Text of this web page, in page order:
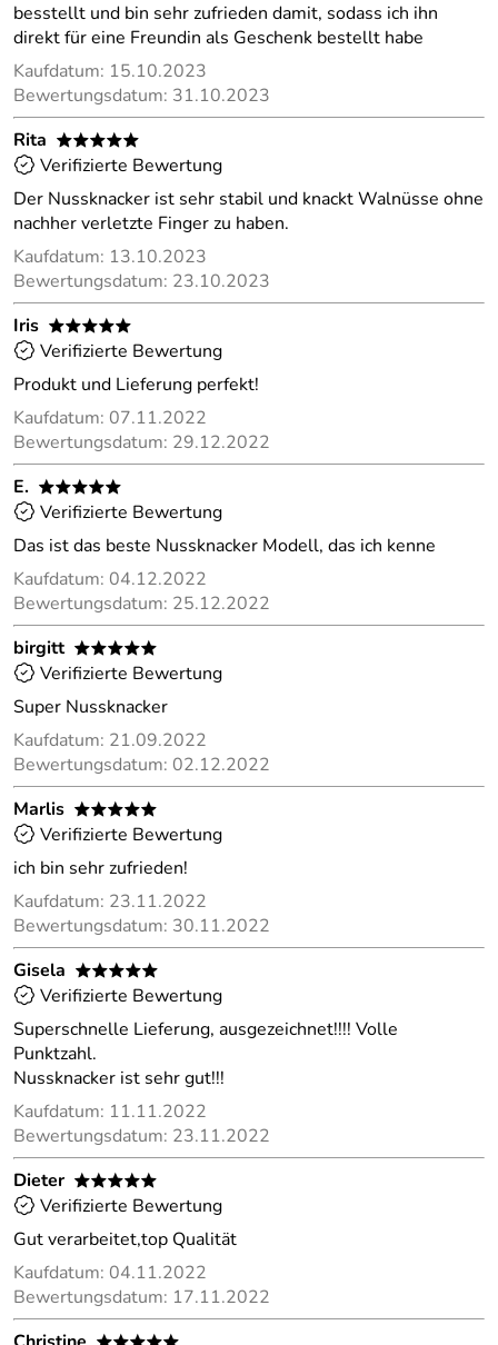
besstellt und bin sehr zufrieden damit, sodass ich ihn
direkt für eine Freundin als Geschenk bestellt habe
Kaufdatum: 15.10.2023
Bewertungsdatum: 31.10.2023
Rita
*****
Verifizierte Bewertung
Der Nussknacker ist sehr stabil und knackt Walnüsse ohne
nachher verletzte Finger zu haben.
Kaufdatum: 13.10.2023
Bewertungsdatum: 23.10.2023
Iris
*****
Verifizierte Bewertung
Produkt und Lieferung perfekt!
Kaufdatum: 07.11.2022
Bewertungsdatum: 29.12.2022
E.
*****
Verifizierte Bewertung
Das ist das beste Nussknacker Modell, das ich kenne
Kaufdatum: 04.12.2022
Bewertungsdatum: 25.12.2022
birgitt
*****
Verifizierte Bewertung
Super Nussknacker
Kaufdatum: 21.09.2022
Bewertungsdatum: 02.12.2022
Marlis
*****
Verifizierte Bewertung
ich bin sehr zufrieden!
Kaufdatum: 23.11.2022
Bewertungsdatum: 30.11.2022
Gisela
*****
Verifizierte Bewertung
Superschnelle Lieferung, ausgezeichnet!!!! Volle
Punktzahl.
Nussknacker ist sehr gut!!!
Kaufdatum: 11.11.2022
Bewertungsdatum: 23.11.2022
Dieter
*****
Verifizierte Bewertung
Gut verarbeitet,top Qualität
Kaufdatum: 04.11.2022
Bewertungsdatum: 17.11.2022